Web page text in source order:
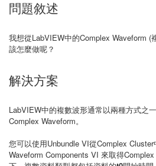
問題敘述
我想從LabVIEW中的Complex Waveform (
該怎麼做呢？
解決方案
LabVIEW中的複數波形通常以兩種方式之
Complex Waveform。
您可以使用Unbundle VI從Complex
Waveform Components VI 來取得